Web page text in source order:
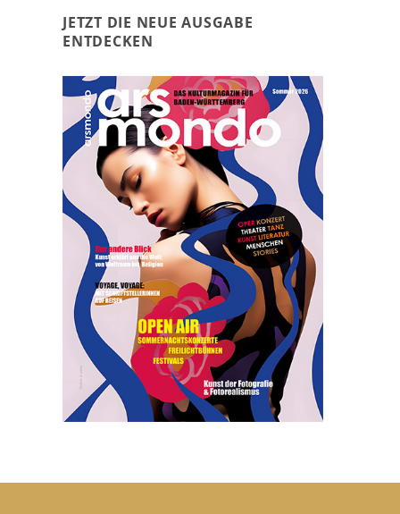
JETZT DIE NEUE AUSGABE
ENTDECKEN